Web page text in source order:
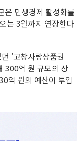
은 민생경제 활성화를
는 3월까지 연장한다
'고창사랑상품권
300억 원 규모의 상
억 원의 예산이 투입